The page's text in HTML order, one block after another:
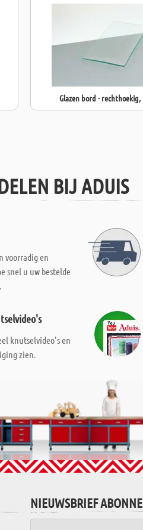
Glazen bord - rechthoekig,
BIJ ADUIS
voorradig en
snel u uw bestelde
knutselvideo's en
zien.
NIEUWSBRIEF